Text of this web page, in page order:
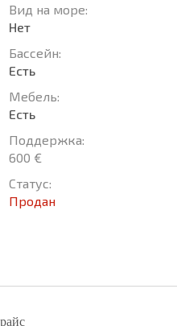
Вид на море:
Нет
Басcейн:
Есть
Мебель:
Есть
Поддержка:
600 €
Статус:
Продан